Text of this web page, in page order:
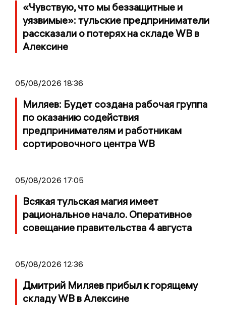
«Чувствую, что мы беззащитные и
уязвимые»: тульские предприниматели
рассказали о потерях на складе WB в
Алексине
05/08/2026 18:36
Миляев: Будет создана рабочая группа
по оказанию содействия
предпринимателям и работникам
сортировочного центра WB
05/08/2026 17:05
Всякая тульская магия имеет
рациональное начало. Оперативное
совещание правительства 4 августа
05/08/2026 12:36
Дмитрий Миляев прибыл к горящему
складу WB в Алексине